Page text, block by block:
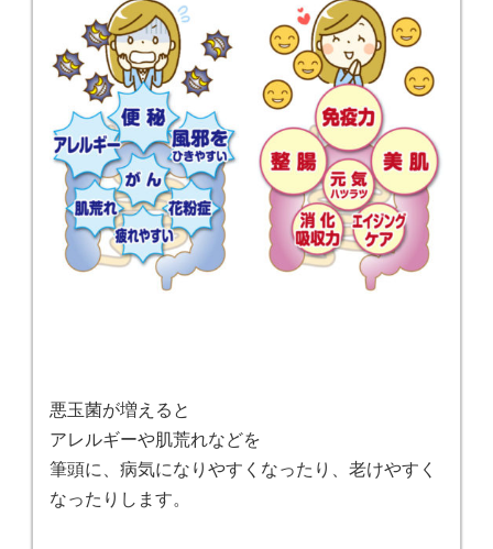
悪玉菌が増えると
アレルギーや肌荒れなどを
筆頭に、病気になりやすくなったり、老けやすく
なったりします。